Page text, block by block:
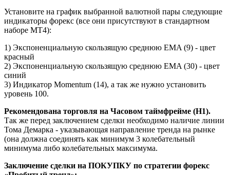
Установите на график выбранной валютной пары следующие
индикаторы форекс (все они присутствуют в стандартном
наборе MT4):
1) Экспоненциальную скользящую среднюю EMA (9) - цвет
красный
2) Экспоненциальную скользящую среднюю EMA (30) - цвет
синий
3) Индикатор Momentum (14), а так же нужно установить
уровень 100.
Рекомендована торговля на Часовом таймфрейме (H1).
Так же перед заключением сделки необходимо наличие линии
Тома Демарка - указывающая направление тренда на рынке
(она должна соединять как минимум 3 колебательный
минимума либо колебательных максимума.
Заключение сделки на ПОКУПКУ по стратегии форекс